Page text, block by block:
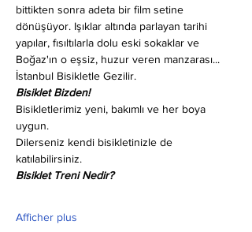
bittikten sonra adeta bir film setine
dönüşüyor. Işıklar altında parlayan tarihi
yapılar, fısıltılarla dolu eski sokaklar ve
Boğaz'ın o eşsiz, huzur veren manzarası...
İstanbul Bisikletle Gezilir.
Bisiklet Bizden!
Bisikletlerimiz yeni, bakımlı ve her boya
uygun.
Dilerseniz kendi bisikletinizle de
katılabilirsiniz.
Bisiklet Treni Nedir?
Afficher plus